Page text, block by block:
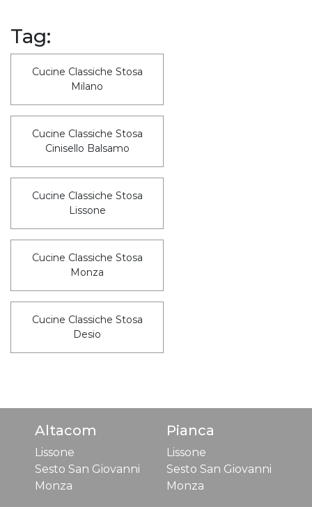
Tag:
Cucine Classiche Stosa
Milano
Cucine Classiche Stosa
Cinisello Balsamo
Cucine Classiche Stosa
Lissone
Cucine Classiche Stosa
Monza
Cucine Classiche Stosa
Desio
Altacom
Lissone
Sesto San Giovanni
Monza
Pianca
Lissone
Sesto San Giovanni
Monza